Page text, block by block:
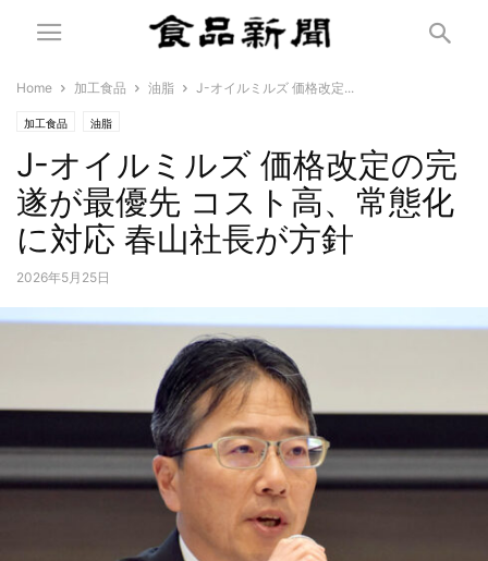
Home 加工食品 油脂 J-オイルミルズ 価格改定...
加工食品 油脂
J-オイルミルズ 価格改定の完
遂が最優先 コスト高、常態化
に対応 春山社長が方針
2026年5月25日